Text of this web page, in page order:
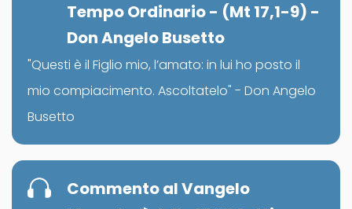
Tempo Ordinario - (Mt 17,1-9) -
Don Angelo Busetto
"Questi è il Figlio mio, l’amato: in lui ho posto il
mio compiacimento. Ascoltatelo" - Don Angelo
Busetto
Commento al Vangelo